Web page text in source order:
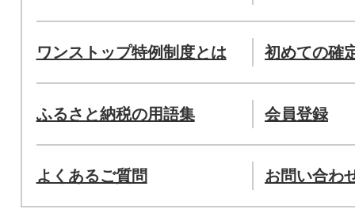
ワンストップ特例制度とは 初めての確
ふるさと納税の用語集 会員登録
よくあるご質問 お問い合わ